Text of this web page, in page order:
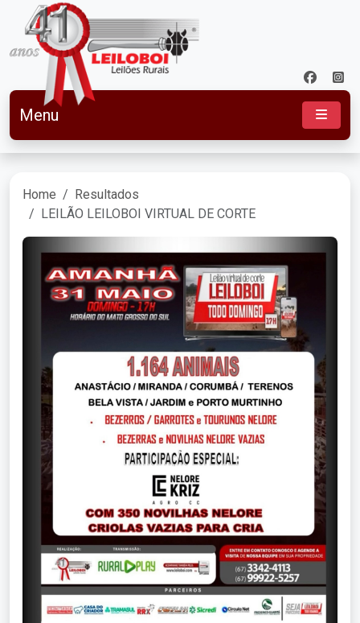
Menu
Home
Resultados
LEILÃO LEILOBOI VIRTUAL DE CORTE